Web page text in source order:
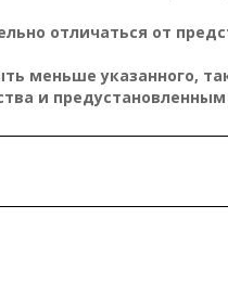
отличаться от
меньше указанного,
и